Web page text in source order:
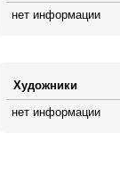
нет информации
Художники
нет информации